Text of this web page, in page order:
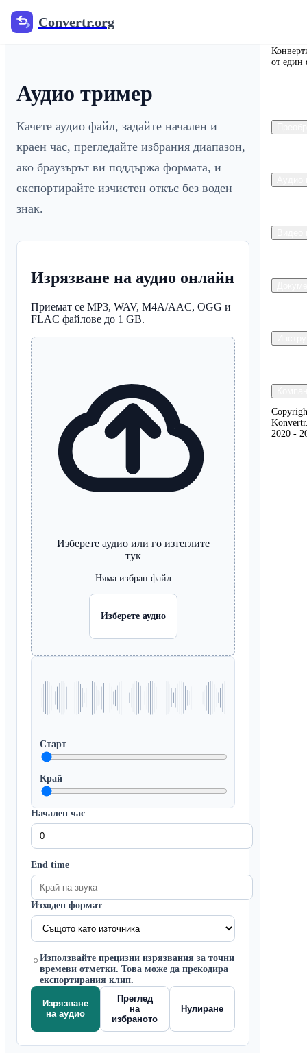
Convertr.org
Аудио тример
Качете аудио файл, задайте начален и
краен час, прегледайте избрания диапазон,
ако браузърът ви поддържа формата, и
експортирайте изчистен откъс без воден
знак.
Изрязване на аудио онлайн
Приемат се MP3, WAV, M4A/AAC, OGG и
FLAC файлове до 1 GB.
Изберете аудио или го изтеглите
тук
Няма избран файл
Изберете аудио
Старт
Край
Начален час
End time
Изходен формат
Използвайте прецизни изрязвания за точни
времеви отметки. Това може да прекодира
експортирания клип.
Изрязване
на аудио
Преглед
на
избраното
Нулиране
от един
2020 -